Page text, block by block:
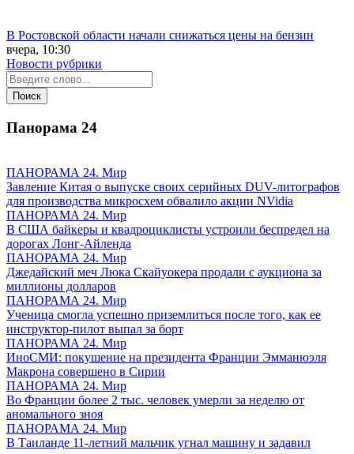
В Ростовской области начали снижаться цены на бензин
вчера, 10:30
Новости рубрики
Панорама 24
ПАНОРАМА 24. Мир
Завление Китая о выпуске своих серийных DUV-литографов
для производства микросхем обвалило акции NVidia
ПАНОРАМА 24. Мир
В США байкеры и квадроциклисты устроили беспредел на
дорогах Лонг-Айленда
ПАНОРАМА 24. Мир
Джедайский меч Люка Скайуокера продали с аукциона за
миллионы долларов
ПАНОРАМА 24. Мир
Ученица смогла успешно приземлиться после того, как ее
инструктор-пилот выпал за борт
ПАНОРАМА 24. Мир
ИноСМИ: покушение на президента Франции Эмманюэля
Макрона совершено в Сирии
ПАНОРАМА 24. Мир
Во Франции более 2 тыс. человек умерли за неделю от
аномального зноя
ПАНОРАМА 24. Мир
В Таиланде 11-летний мальчик угнал машину и задавил